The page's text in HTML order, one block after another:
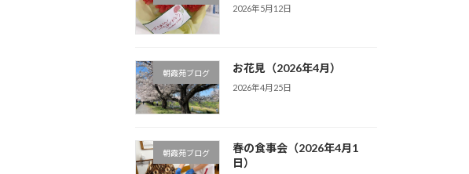
2026年5月12日
朝霞苑ブログ お花見（2026年4月）
2026年4月25日
朝霞苑ブログ
春の食事会（2026年4月1
日）